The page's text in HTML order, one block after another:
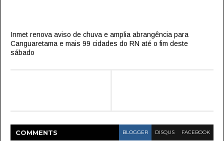
Inmet renova aviso de chuva e amplia abrangência para
Canguaretama e mais 99 cidades do RN até o fim deste
sábado
COMMENTS BLOGGER DISQUS FACEBOOK